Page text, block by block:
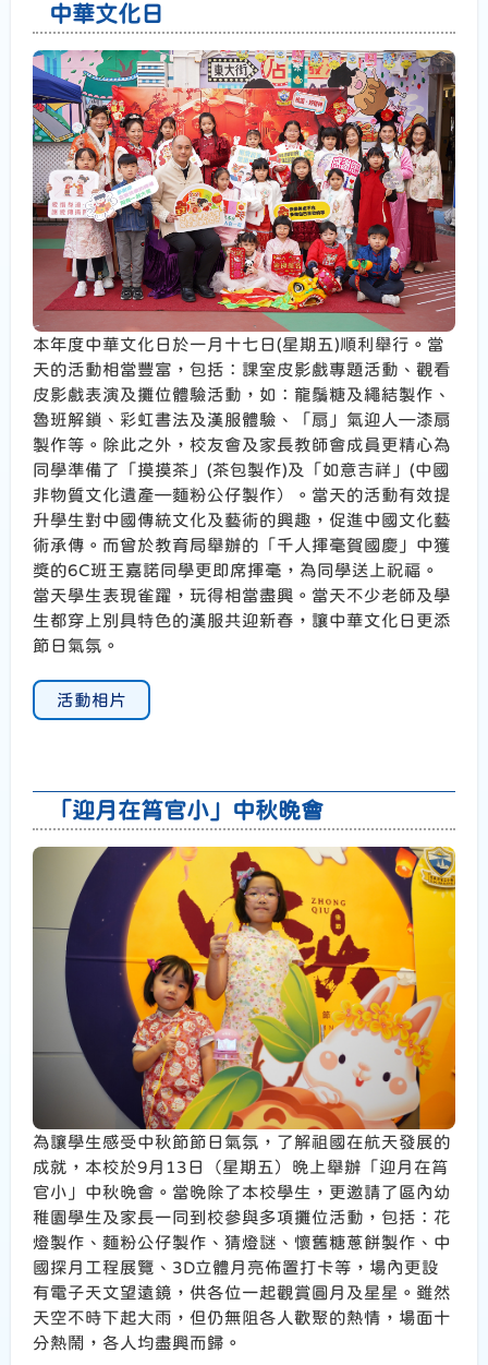
中華文化日
本年度中華文化日於一月十七日(星期五)順利舉行。當
天的活動相當豐富，包括：課室皮影戲專題活動、觀看
皮影戲表演及攤位體驗活動，如：龍鬚糖及繩結製作、
魯班解鎖、彩虹書法及漢服體驗、「扇」氣迎人—漆扇
製作等。除此之外，校友會及家長教師會成員更精心為
同學準備了「摸摸茶」(茶包製作)及「如意吉祥」(中國
非物質文化遺產—麵粉公仔製作）。當天的活動有效提
升學生對中國傳統文化及藝術的興趣，促進中國文化藝
術承傳。而曾於教育局舉辦的「千人揮毫賀國慶」中獲
獎的6C班王嘉諾同學更即席揮毫，為同學送上祝福。
當天學生表現雀躍，玩得相當盡興。當天不少老師及學
生都穿上別具特色的漢服共迎新春，讓中華文化日更添
節日氣氛。
活動相片
「迎月在筲官小」中秋晚會
為讓學生感受中秋節節日氣氛，了解祖國在航天發展的
成就，本校於9月13日（星期五）晚上舉辦「迎月在筲
官小」中秋晚會。當晚除了本校學生，更邀請了區內幼
稚園學生及家長一同到校參與多項攤位活動，包括：花
燈製作、麵粉公仔製作、猜燈謎、懷舊糖蔥餅製作、中
國探月工程展覽、3D立體月亮佈置打卡等，場內更設
有電子天文望遠鏡，供各位一起觀賞圓月及星星。雖然
天空不時下起大雨，但仍無阻各人歡聚的熱情，場面十
分熱鬧，各人均盡興而歸。